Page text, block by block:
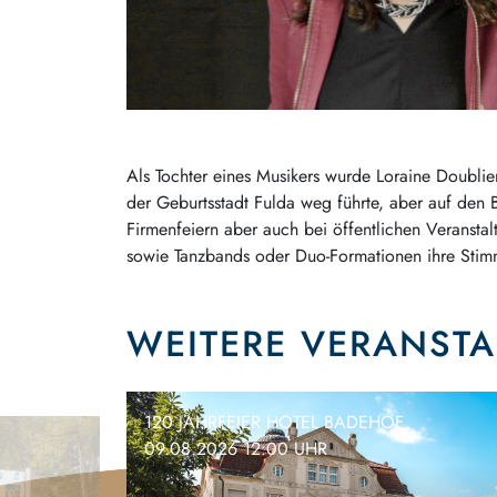
Als Tochter eines Musikers wurde Loraine
der Geburtsstadt Fulda weg führte, aber auf
Firmenfeiern aber auch bei öffentlichen
sowie Tanzbands oder Duo-Formationen ihre
WEITERE
120 JAHRFEIER HOTEL BADEHOF
09.08.2026 12:00 UHR